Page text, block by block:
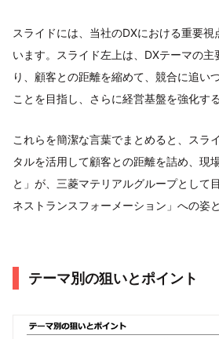
スライドには、当社のDXにおける重要
います。スライド左上は、DXテーマの主
り、顧客との距離を縮めて、競合に追い
ことを目指し、さらに経営基盤を強化す
これらを簡潔な言葉でまとめると、スラ
タルを活用して顧客との距離を詰め、現
と」が、三菱マテリアルグループとして
ネストランスフォーメーション」への姿
テーマ別の狙いとポイント